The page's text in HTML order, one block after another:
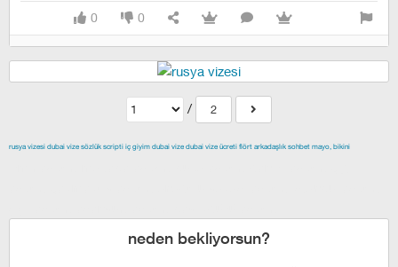
0 0
/ 2
rusya vizesi dubai vize sözlük scripti iç giyim dubai vize dubai vize ücreti flört arkadaşlık sohbet mayo, bikini
neden bekliyorsun?